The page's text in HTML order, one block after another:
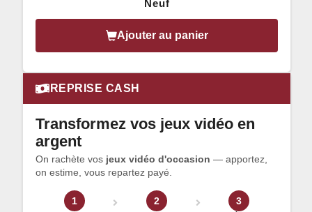
Neuf
Ajouter au panier
REPRISE CASH
Transformez vos jeux vidéo en
argent
On rachète vos jeux vidéo d'occasion — apportez,
on estime, vous repartez payé.
1 2 3